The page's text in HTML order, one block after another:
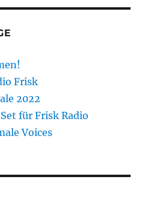
Frisk
2022
für Frisk Radio
Voices